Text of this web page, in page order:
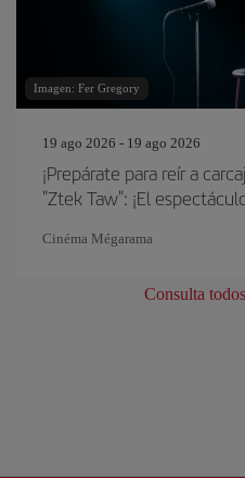
Imagen: Fer Gregory
19 ago 2026 - 19 ago 2026
¡Prepárate para reír a
"Ztek Taw": ¡El
Cinéma Mégarama
Consulta